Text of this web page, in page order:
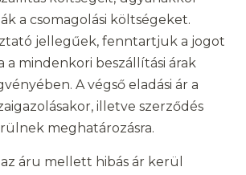
a csomagolási költségeket.
jellegűek, fenntartjuk a jogot
a mindenkori beszállítási árak
A végső eladási ár a
illetve szerződés
meghatározásra.
áru mellett hibás ár kerül